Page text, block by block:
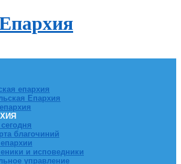
епархия
Епархия
благочиний
и исповедники
управление